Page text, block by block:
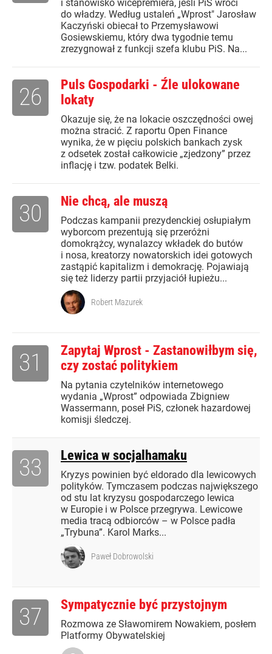
i stanowisko wicepremiera, jeśli PiS wróci
do władzy. Według ustaleń „Wprost" Jarosław
Kaczyński obiecał to Przemysławowi
Gosiewskiemu, który dwa tygodnie temu
zrezygnował z funkcji szefa klubu PiS. Na...
Puls Gospodarki - Źle ulokowane
lokaty
Okazuje się, że na lokacie oszczędności owej
można stracić. Z raportu Open Finance
wynika, że w pięciu polskich bankach zysk
z odsetek został całkowicie „zjedzony” przez
inflację i tzw. podatek Belki.
26
Nie chcą, ale muszą
Podczas kampanii prezydenckiej osłupiałym
wyborcom prezentują się przeróżni
domokrążcy, wynalazcy wkładek do butów
i nosa, kreatorzy nowatorskich idei gotowych
zastąpić kapitalizm i demokrację. Pojawiają
się też liderzy partii przyjaciół łupieżu...
30
Robert Mazurek
Zapytaj Wprost - Zastanowiłbym się,
czy zostać politykiem
Na pytania czytelników internetowego
wydania „Wprost” odpowiada Zbigniew
Wassermann, poseł PiS, członek hazardowej
komisji śledczej.
31
Lewica w socjalhamaku
Kryzys powinien być eldorado dla lewicowych
polityków. Tymczasem podczas największego
od stu lat kryzysu gospodarczego lewica
w Europie i w Polsce przegrywa. Lewicowe
media tracą odbiorców – w Polsce padła
„Trybuna”. Karol Marks...
33
Paweł Dobrowolski
Sympatycznie być przystojnym
Rozmowa ze Sławomirem Nowakiem, posłem
Platformy Obywatelskiej
37